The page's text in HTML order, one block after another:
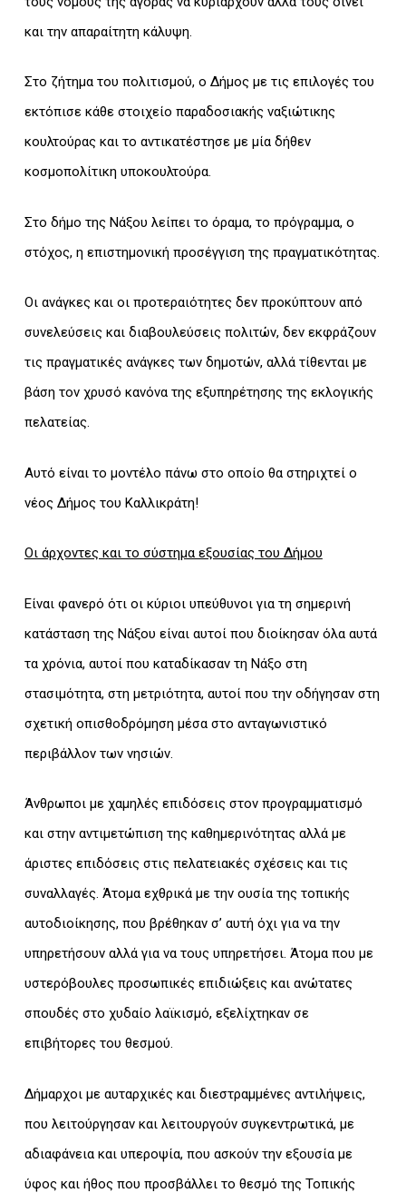
και την απαραίτητη κάλυψη.
Στο ζήτημα του πολιτισμού, ο Δήμος με τις επιλογές του
εκτόπισε κάθε στοιχείο παραδοσιακής ναξιώτικης
κουλτούρας και το αντικατέστησε με μία δήθεν
κοσμοπολίτικη υποκουλτούρα.
Στο δήμο της Νάξου λείπει το όραμα, το πρόγραμμα, ο
στόχος, η επιστημονική προσέγγιση της πραγματικότητας.
Οι ανάγκες και οι προτεραιότητες δεν προκύπτουν από
συνελεύσεις και διαβουλεύσεις πολιτών, δεν εκφράζουν
τις πραγματικές ανάγκες των δημοτών, αλλά τίθενται με
βάση τον χρυσό κανόνα της εξυπηρέτησης της εκλογικής
πελατείας.
Αυτό είναι το μοντέλο πάνω στο οποίο θα στηριχτεί ο
νέος Δήμος του Καλλικράτη!
Οι άρχοντες και το σύστημα εξουσίας του Δήμου
Είναι φανερό ότι οι κύριοι υπεύθυνοι για τη σημερινή
κατάσταση της Νάξου είναι αυτοί που διοίκησαν όλα αυτά
τα χρόνια, αυτοί που καταδίκασαν τη Νάξο στη
στασιμότητα, στη μετριότητα, αυτοί που την οδήγησαν στη
σχετική οπισθοδρόμηση μέσα στο ανταγωνιστικό
περιβάλλον των νησιών.
Άνθρωποι με χαμηλές επιδόσεις στον προγραμματισμό
και στην αντιμετώπιση της καθημερινότητας αλλά με
άριστες επιδόσεις στις πελατειακές σχέσεις και τις
συναλλαγές. Άτομα εχθρικά με την ουσία της τοπικής
αυτοδιοίκησης, που βρέθηκαν σ’ αυτή όχι για να την
υπηρετήσουν αλλά για να τους υπηρετήσει. Άτομα που με
υστερόβουλες προσωπικές επιδιώξεις και ανώτατες
σπουδές στο χυδαίο λαϊκισμό, εξελίχτηκαν σε
επιβήτορες του θεσμού.
Δήμαρχοι με αυταρχικές και διεστραμμένες αντιλήψεις,
που λειτούργησαν και λειτουργούν συγκεντρωτικά, με
αδιαφάνεια και υπεροψία, που ασκούν την εξουσία με
ύφος και ήθος που προσβάλλει το θεσμό της Τοπικής